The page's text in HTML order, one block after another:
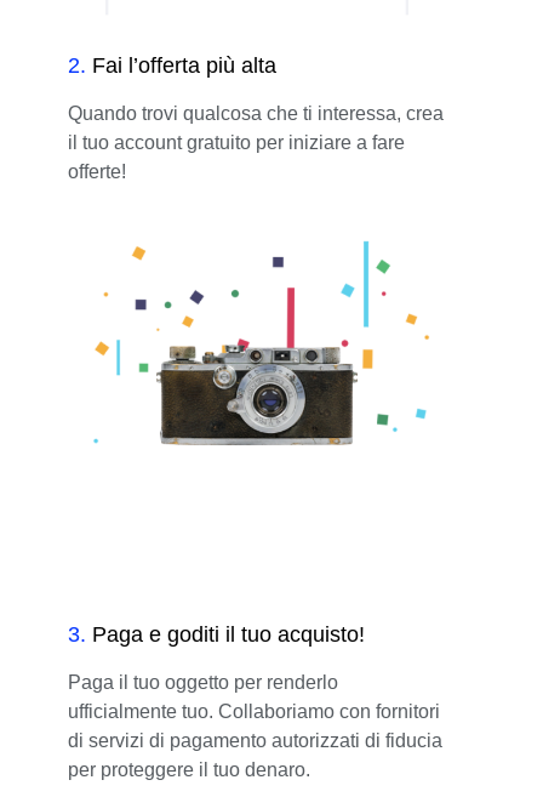
2. Fai l’offerta più alta
Quando trovi qualcosa che ti interessa, crea
il tuo account gratuito per iniziare a fare
offerte!
3. Paga e goditi il tuo acquisto!
Paga il tuo oggetto per renderlo
ufficialmente tuo. Collaboriamo con fornitori
di servizi di pagamento autorizzati di fiducia
per proteggere il tuo denaro.